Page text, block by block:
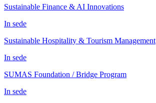
Sustainable Finance & AI Innovations
In sede
Sustainable Hospitality & Tourism Management
In sede
SUMAS Foundation / Bridge Program
In sede